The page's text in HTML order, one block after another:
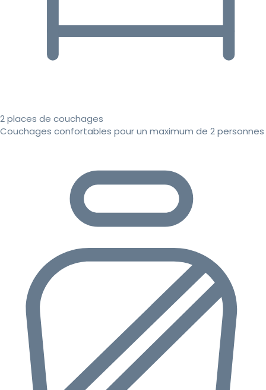
2 places de couchages
Couchages confortables pour un maximum de 2 personnes